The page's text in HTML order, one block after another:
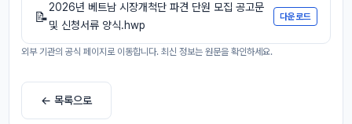
📝
2026년 베트남 시장개척단 파견 단원 모집 공고문
및 신청서류 양식.hwp
다운로드
외부 기관의 공식 페이지로 이동합니다. 최신 정보는 원문을 확인하세요.
← 목록으로